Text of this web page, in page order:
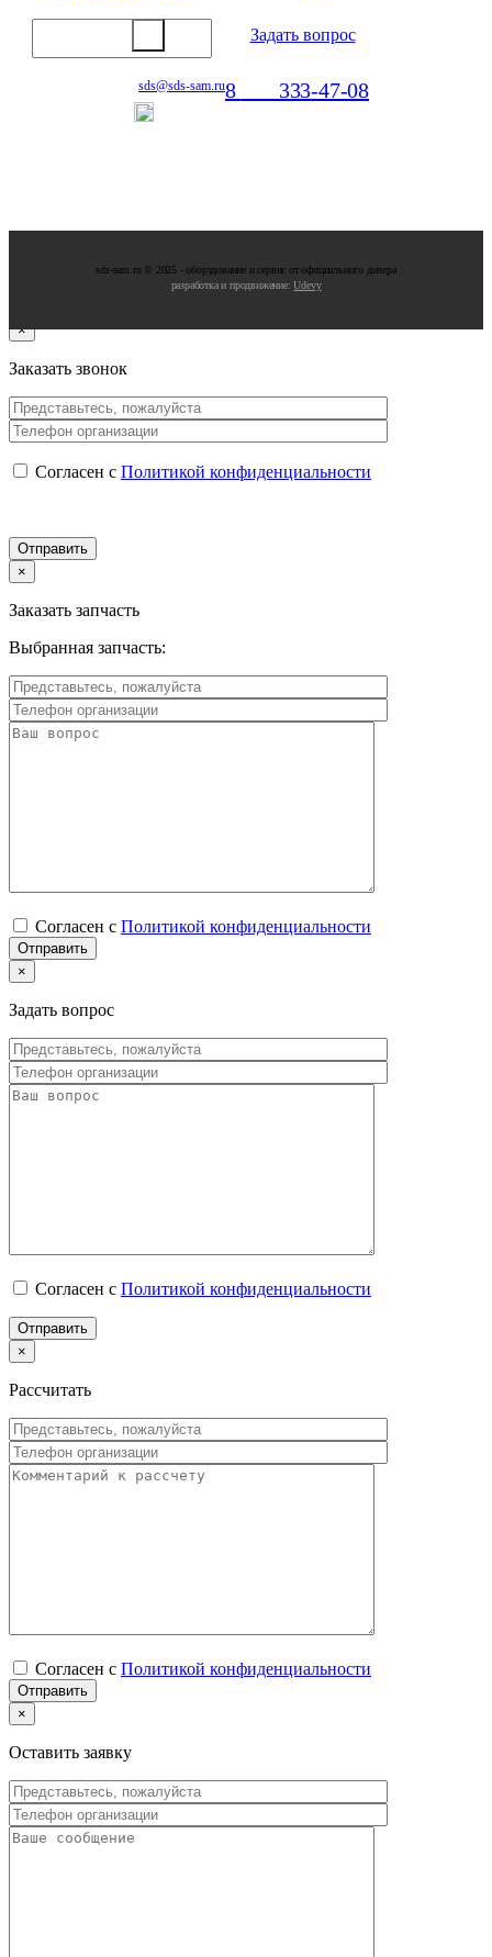
Задать вопрос
sds@sds-sam.ru8 333-47-08
sds-sam.ru © 2025 - oбopудoвaниe и cepвиc oт oфициaльнoгo дилepa
разработка и продвижение:Udevy
×
Заказать звонок
Согласен с Политикой конфиденциальности
×
Заказать запчасть
Выбранная запчасть:
Согласен с Политикой конфиденциальности
×
Задать вопрос
Согласен с Политикой конфиденциальности
×
Рассчитать
Согласен с Политикой конфиденциальности
×
Оставить заявку